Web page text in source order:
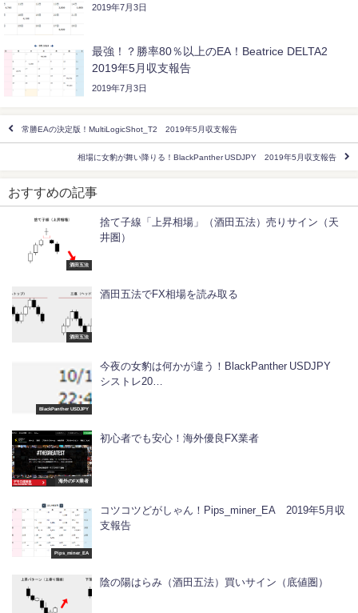
2019年7月3日
最強！？勝率80％以上のEA！Beatrice DELTA2
2019年5月収支報告
2019年7月3日
常勝EAの決定版！MultiLogicShot_T2 2019年5月収支報告
相場に女豹が舞い降りる！BlackPanther USDJPY 2019年5月収支報告
おすすめの記事
酒田五法
捨て子線「上昇相場」（酒田五法）売りサイン（天
井圏）
酒田五法
酒田五法でFX相場を読み取る
BlackPanther USDJPY
今夜の女豹は何かが違う！BlackPanther USDJPY
シストレ20…
海外のFX業者
初心者でも安心！海外優良FX業者
Pips_miner_EA
コツコツどがしゃん！Pips_miner_EA 2019年5月収
支報告
陰の陽はらみ（酒田五法）買いサイン（底値圏）